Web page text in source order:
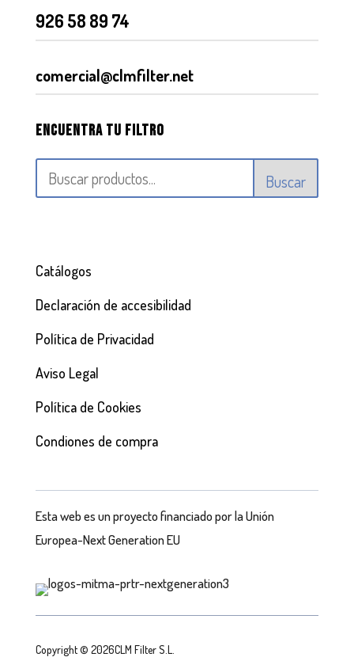
926 58 89 74
comercial@clmfilter.net
Encuentra tu filtro
Buscar
Catálogos
Declaración de accesibilidad
Política de Privacidad
Aviso Legal
Política de Cookies
Condiones de compra
Esta web es un proyecto financiado por la Unión
Europea-Next Generation EU
Copyright © 2026CLM Filter S.L.